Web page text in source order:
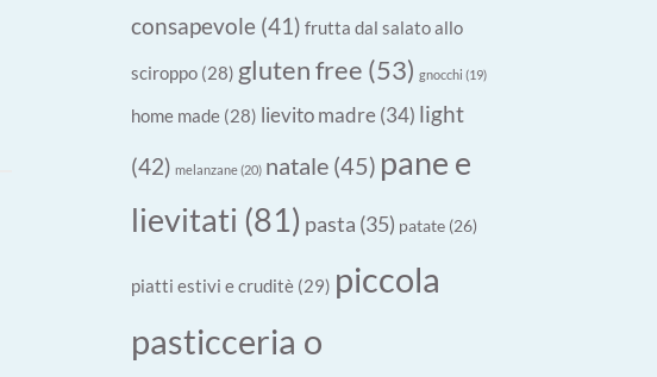
consapevole (41) frutta dal salato allo
sciroppo (28) gluten free (53) gnocchi (19)
home made (28) lievito madre(34) light
(42) melanzane(20) natale (45) pane e
lievitati (81) pasta (35) patate (26)
piatti estivi e cruditè (29) piccola
pasticceria o